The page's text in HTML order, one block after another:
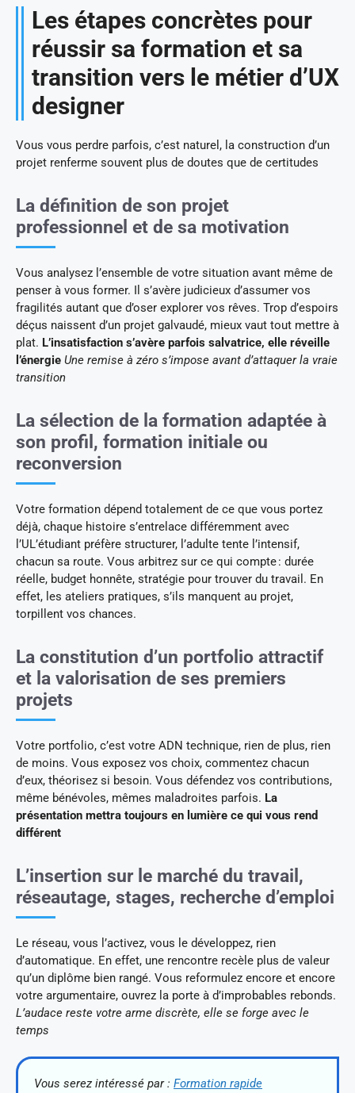
Les étapes concrètes pour
réussir sa formation et sa
transition vers le métier d’UX
designer
Vous vous perdre parfois, c’est naturel, la construction d’un
projet renferme souvent plus de doutes que de certitudes
La définition de son projet
professionnel et de sa motivation
Vous analysez l’ensemble de votre situation avant même de
penser à vous former. Il s’avère judicieux d’assumer vos
fragilités autant que d’oser explorer vos rêves. Trop d’espoirs
déçus naissent d’un projet galvaudé, mieux vaut tout mettre à
plat. L’insatisfaction s’avère parfois salvatrice, elle réveille
l’énergie Une remise à zéro s’impose avant d’attaquer la vraie
transition
La sélection de la formation adaptée à
son profil, formation initiale ou
reconversion
Votre formation dépend totalement de ce que vous portez
déjà, chaque histoire s’entrelace différemment avec
l’UL’étudiant préfère structurer, l’adulte tente l’intensif,
chacun sa route. Vous arbitrez sur ce qui compte : durée
réelle, budget honnête, stratégie pour trouver du travail. En
effet, les ateliers pratiques, s’ils manquent au projet,
torpillent vos chances.
La constitution d’un portfolio attractif
et la valorisation de ses premiers
projets
Votre portfolio, c’est votre ADN technique, rien de plus, rien
de moins. Vous exposez vos choix, commentez chacun
d’eux, théorisez si besoin. Vous défendez vos contributions,
même bénévoles, mêmes maladroites parfois. La
présentation mettra toujours en lumière ce qui vous rend
différent
L’insertion sur le marché du travail,
réseautage, stages, recherche d’emploi
Le réseau, vous l’activez, vous le développez, rien
d’automatique. En effet, une rencontre recèle plus de valeur
qu’un diplôme bien rangé. Vous reformulez encore et encore
votre argumentaire, ouvrez la porte à d’improbables rebonds.
L’audace reste votre arme discrète, elle se forge avec le
temps
Vous serez intéressé par : Formation rapide